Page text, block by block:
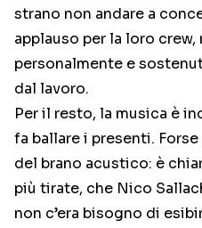
strano non andare a
applauso per la loro crew,
personalmente e
dal lavoro.
Per il resto, la musica è
fa ballare i presenti.
del brano acustico: è
più tirate, che Nico
non c’era bisogno di